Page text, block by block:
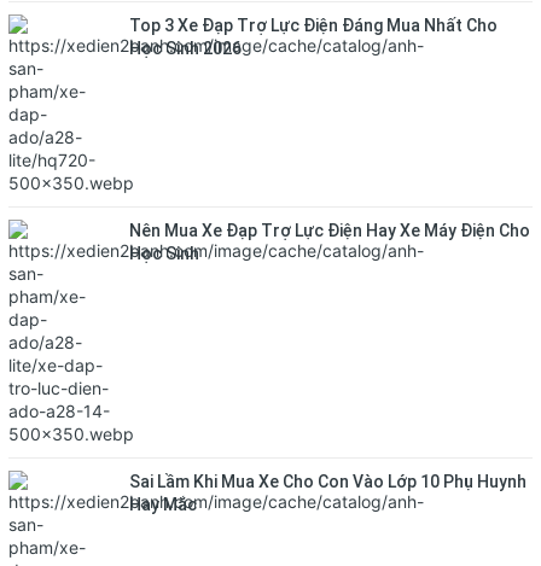
Top 3 Xe Đạp Trợ Lực Điện Đáng Mua Nhất Cho
Học Sinh 2026
Nên Mua Xe Đạp Trợ Lực Điện Hay Xe Máy Điện Cho
Học Sinh
Sai Lầm Khi Mua Xe Cho Con Vào Lớp 10 Phụ Huynh
Hay Mắc